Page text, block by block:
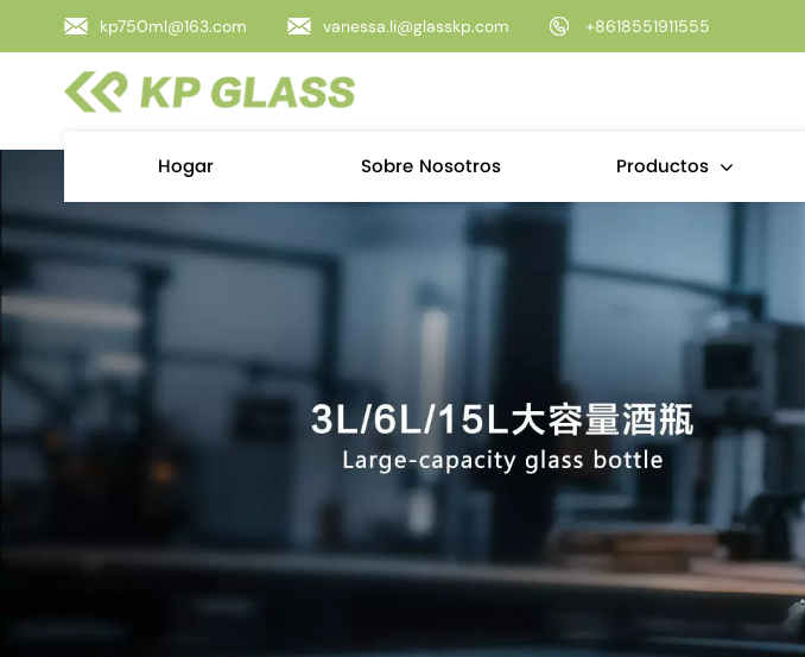
kp750ml@163.com vanessa.li@glasskp.com +8618551911555
Hogar Sobre Nosotros Productos